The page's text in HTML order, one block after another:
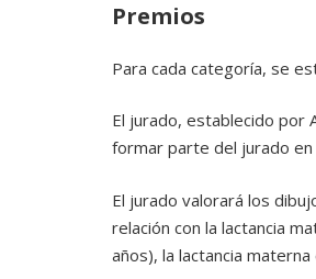
Premios
Para cada categoría, se
El jurado, establecido por
formar parte del jurado
El jurado valorará los
relación con la lactancia
años), la lactancia